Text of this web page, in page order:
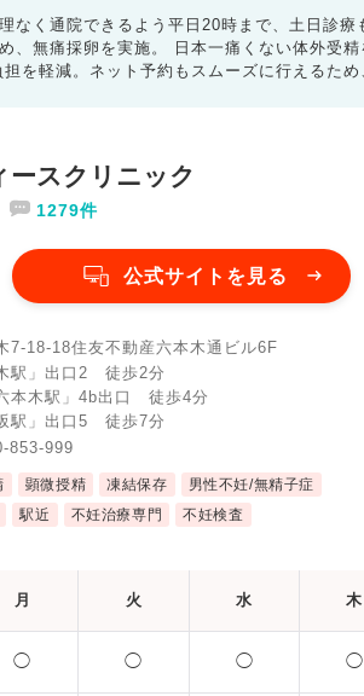
なく通院できるよう平日20時まで、土日診
、無痛採卵を実施。 日本一痛くない体外受
を軽減。ネット予約もスムーズに行えるため
ースクリニック
1279件
公式サイトを見る
7-18-18住友不動産六本木通ビル6F
駅」出口2 徒歩2分
本木駅」4b出口 徒歩4分
駅」出口5 徒歩7分
853-999
顕微授精 凍結保存
男性不妊/無精子症
駅近 不妊治療専門 不妊検査
月 火 水 木
◯ ◯ ◯ ◯